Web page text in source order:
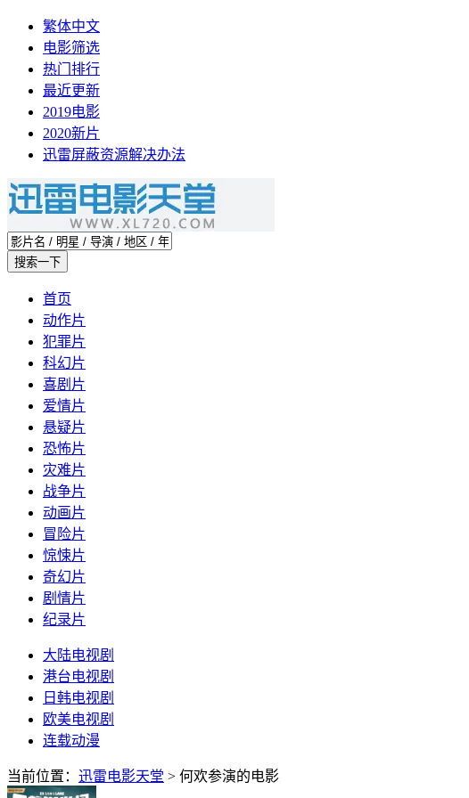
繁体中文
电影筛选
热门排行
最近更新
2019电影
2020新片
迅雷屏蔽资源解决办法
首页
动作片
犯罪片
科幻片
喜剧片
爱情片
悬疑片
恐怖片
灾难片
战争片
动画片
冒险片
惊悚片
奇幻片
剧情片
纪录片
大陆电视剧
港台电视剧
日韩电视剧
欧美电视剧
连载动漫
当前位置： 迅雷电影天堂 > 何欢参演的电影